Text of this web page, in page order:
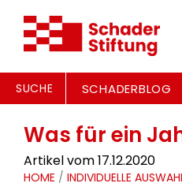
SUCHE SCHADERBLOG
Was für ein
Artikel vom 17.12.2020
HOME / INDIVIDUELLE